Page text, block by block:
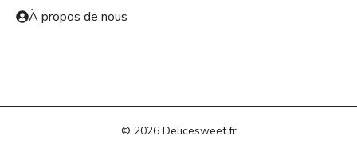
À propos de nous
© 2026 Delicesweet.fr